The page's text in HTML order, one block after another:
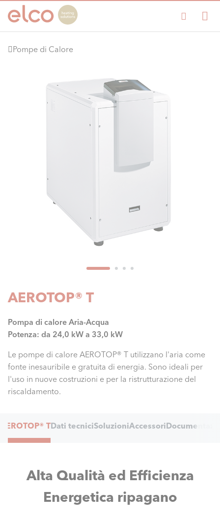
Pompe di Calore
AEROTOP® T
Pompa di calore Aria-Acqua
Potenza: da 24,0 kW a 33,0 kW
Le pompe di calore AEROTOP® T utilizzano l'aria come
fonte inesauribile e gratuita di energia. Sono ideali per
l'uso in nuove costruzioni e per la ristrutturazione del
riscaldamento.
Navigation
AEROTOP® TDati tecniciSoluzioniAccessori
Alta Qualità ed Efficienza
Energetica ripagano